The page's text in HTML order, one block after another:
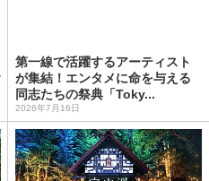
第一線で活躍するアーティスト
が集結！エンタメに命を与える
同志たちの祭典「Toky...
2026年7月16日